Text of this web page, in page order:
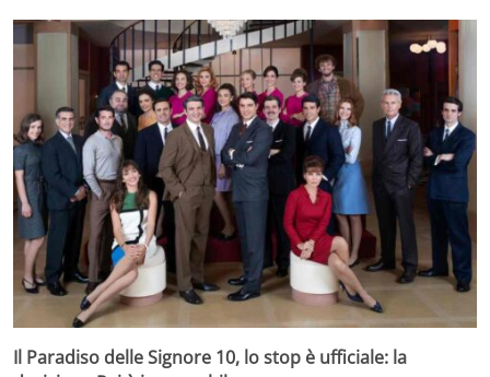
Il Paradiso delle Signore 10, lo stop è ufficiale: la